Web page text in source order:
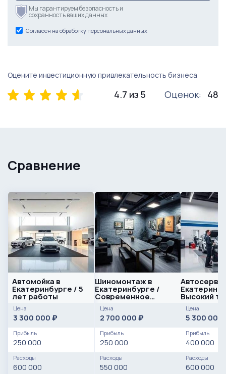
Мы гарантируем безопасность и
сохранность ваших данных
Согласен на обработку персональных данных
Оцените инвестиционную привлекательность бизнеса
4.7 из 5 Оценок: 48
Сравнение
Автомойка в
Екатеринбурге / 5
лет работы
Цена
3 300 000 ₽
Прибыль
250 000
Расходы
600 000
Шиномонтаж в
Екатеринбурге /
Современное
оборудование
Цена
2 700 000 ₽
Прибыль
250 000
Расходы
550 000
Высокий
Цена
5 300 000
Прибыль
400 000
Расходы
600 000